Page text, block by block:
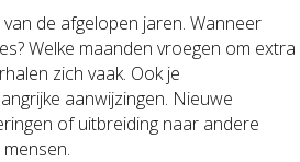
de afgelopen jaren. Wanneer
Welke maanden vroegen om extra
zich vaak. Ook je
aanwijzingen. Nieuwe
of uitbreiding naar andere